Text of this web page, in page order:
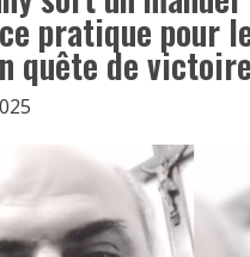
pratique pour
quête de victoire